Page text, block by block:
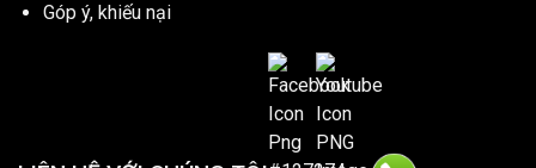
Góp ý, khiếu nại